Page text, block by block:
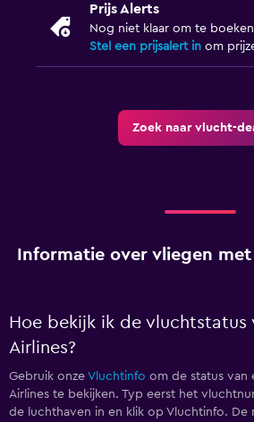
Prijs Alerts
Nog niet klaar om te
Stel een prijsalert in om
Zoek naar vlucht-
Informatie over vliegen met
Hoe bekijk ik de vluchtstatus
Airlines?
Gebruik onze Vluchtinfo om de status van
Airlines te bekijken. Typ eerst het
de luchthaven in en klik op Vluchtinfo. De